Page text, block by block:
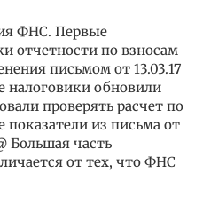
ФНС. Первые
отчетности по взносам
письмом от 13.03.17
налоговики обновили
проверять расчет по
показатели из письма от
Большая часть
от тех, что ФНС